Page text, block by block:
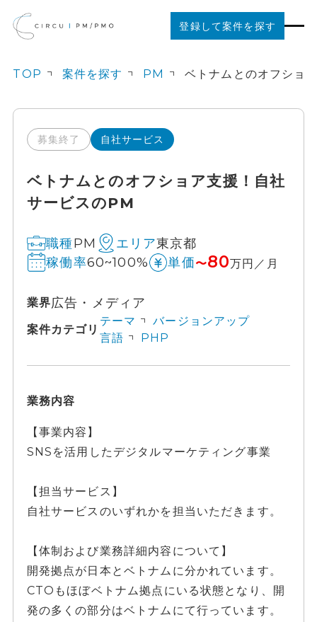
登録して案件を探す
ご利用の流れ
お役立ちコンテンツ
TOP 案件を探す PM
募集終了 自社サービス
ベトナムとのオフショア支援！自社
サービスのPM
職種PM エリア東京都
稼働率60~100% 単価〜80万円／月
業界広告・メディア
案件カテゴリ
テーマ
バージョンアップ
言語
PHP
業務内容
【事業内容】
SNSを活用したデジタルマーケティング事業
【担当サービス】
自社サービスのいずれかを担当いただきます。
【体制および業務詳細内容について】
開発拠点が日本とベトナムに分かれています。
CTOもほぼベトナム拠点にいる状態となり、開
発の多くの部分はベトナムにて行っています。